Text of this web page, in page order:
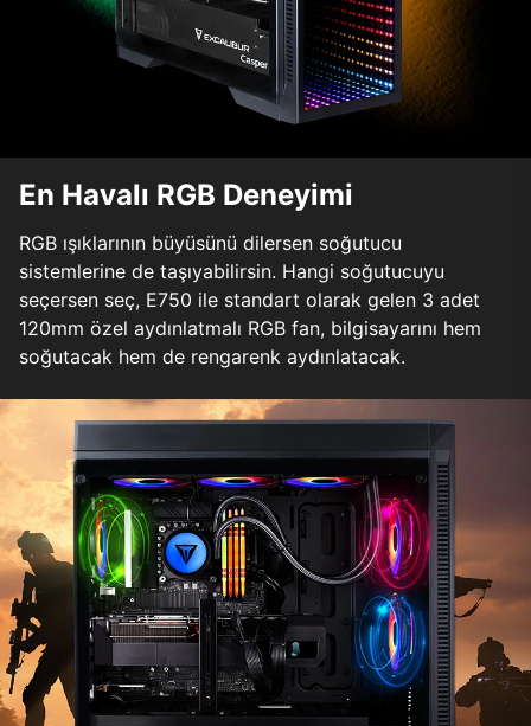
En Havalı RGB Deneyimi
RGB ışıklarının büyüsünü dilersen soğutucu
sistemlerine de taşıyabilirsin. Hangi soğutucuyu
seçersen seç, E750 ile standart olarak gelen 3 adet
120mm özel aydınlatmalı RGB fan, bilgisayarını hem
soğutacak hem de rengarenk aydınlatacak.